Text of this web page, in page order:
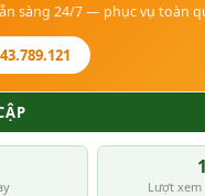
sàng 24/7 — phục vụ toàn
1
Lượt